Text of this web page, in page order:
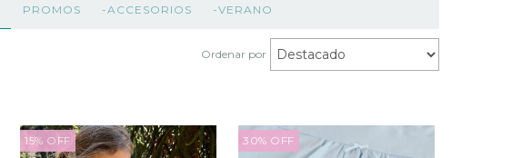
PROMOS -ACCESORIOS -VERANO
Ordenar por
15% OFF 30% OFF